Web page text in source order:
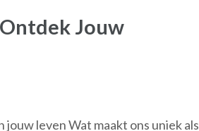
Jouw
leven Wat maakt ons uniek als